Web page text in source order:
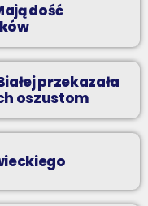
dość
przekazała
oszustom